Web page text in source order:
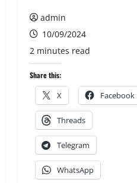
admin
10/09/2024
2 minutes read
Share this:
X Facebook
Threads
Telegram
WhatsApp